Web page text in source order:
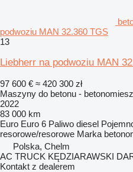
podwoziu MAN 32.360 TGS
13
Liebherr na podwoziu MAN
97 600 € ≈ 420 300 zł
Maszyny do betonu -
2022
83 000 km
Euro Euro 6 Paliwo diesel
resorowe/resorowe Marka
Polska, Chelm
AC TRUCK KĘDZIARAWSKI
Kontakt z dealerem